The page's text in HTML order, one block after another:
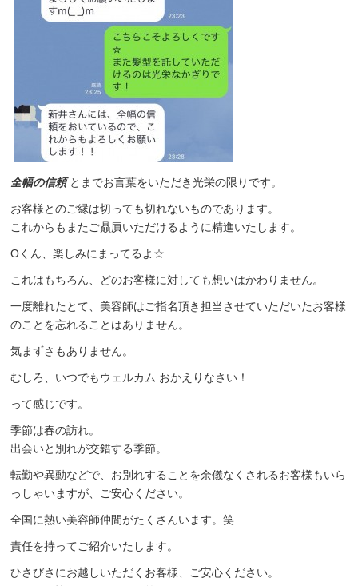
全幅の信頼とまでお言葉をいただき光栄の限りです。
お客様とのご縁は切っても切れないものであります。
これからもまたご贔屓いただけるように精進いたします。
Oくん、楽しみにまってるよ☆
これはもちろん、どのお客様に対しても想いはかわりません。
一度離れたとて、美容師はご指名頂き担当させていただいたお客様
のことを忘れることはありません。
気まずさもありません。
むしろ、いつでもウェルカム おかえりなさい！
って感じです。
季節は春の訪れ。
出会いと別れが交錯する季節。
転勤や異動などで、お別れすることを余儀なくされるお客様もいら
っしゃいますが、ご安心ください。
全国に熱い美容師仲間がたくさんいます。笑
責任を持ってご紹介いたします。
ひさびさにお越しいただくお客様、ご安心ください。